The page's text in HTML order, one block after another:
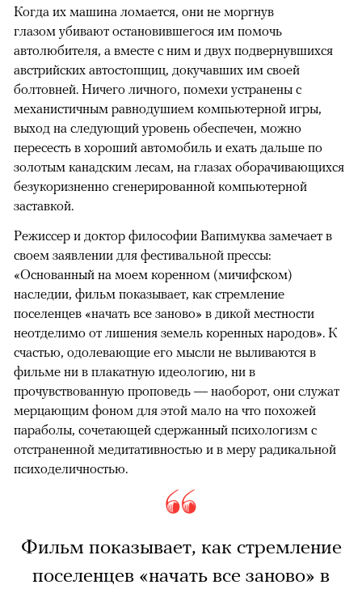
Когда их машина ломается, они не моргнув
глазом убивают остановившегося им помочь
автолюбителя, а вместе с ним и двух подвернувшихся
австрийских автостопщиц, докучавших им своей
болтовней. Ничего личного, помехи устранены с
механистичным равнодушием компьютерной игры,
выход на следующий уровень обеспечен, можно
пересесть в хороший автомобиль и ехать дальше по
золотым канадским лесам, на глазах оборачивающихся
безукоризненно сгенерированной компьютерной
заставкой.
Режиссер и доктор философии Вапимуква замечает в
своем заявлении для фестивальной прессы:
«Основанный на моем коренном (мичифском)
наследии, фильм показывает, как стремление
поселенцев «начать все заново» в дикой местности
неотделимо от лишения земель коренных народов». К
счастью, одолевающие его мысли не выливаются в
фильме ни в плакатную идеологию, ни в
прочувствованную проповедь — наоборот, они служат
мерцающим фоном для этой мало на что похожей
параболы, сочетающей сдержанный психологизм с
отстраненной медитативностью и в меру радикальной
психоделичностью.
Фильм показывает, как стремление
поселенцев «начать все заново» в